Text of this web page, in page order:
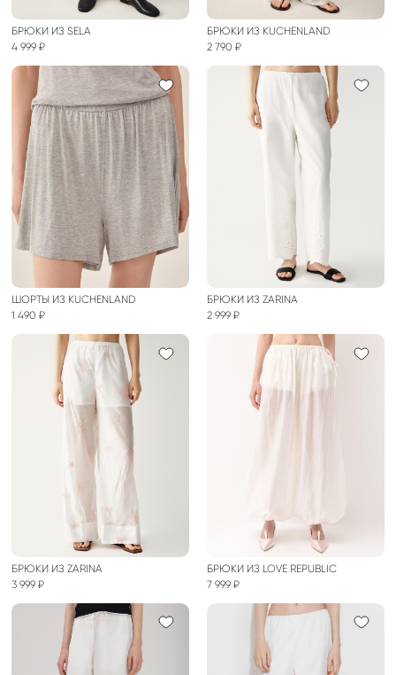
БРЮКИ ИЗ SELA
4 999 ₽
БРЮКИ ИЗ KUCHENLAND
2 790 ₽
ШОРТЫ ИЗ KUCHENLAND
1 490 ₽
БРЮКИ ИЗ ZARINA
2 999 ₽
БРЮКИ ИЗ ZARINA
3 999 ₽
БРЮКИ ИЗ LOVE REPUBLIC
7 999 ₽